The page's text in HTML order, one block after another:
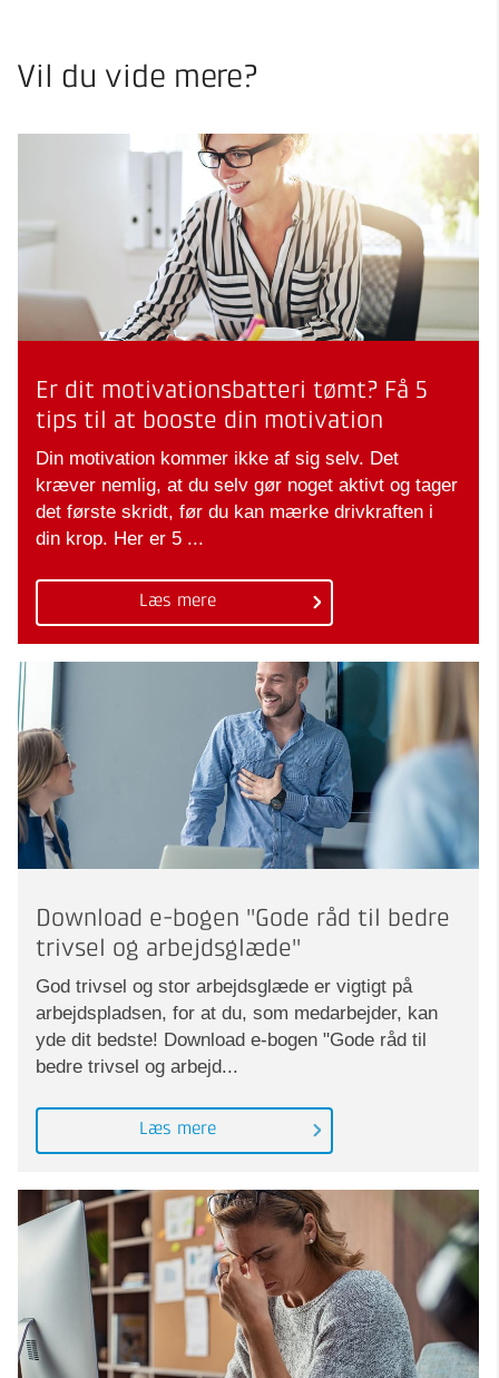
Vil du vide mere?
Er dit motivationsbatteri tømt? Få 5
tips til at booste din motivation
Din motivation kommer ikke af sig selv. Det
kræver nemlig, at du selv gør noget aktivt og tager
det første skridt, før du kan mærke drivkraften i
din krop. Her er 5 ...
Læs mere
Download e-bogen "Gode råd til bedre
trivsel og arbejdsglæde"
God trivsel og stor arbejdsglæde er vigtigt på
arbejdspladsen, for at du, som medarbejder, kan
yde dit bedste! Download e-bogen "Gode råd til
bedre trivsel og arbejd...
Læs mere